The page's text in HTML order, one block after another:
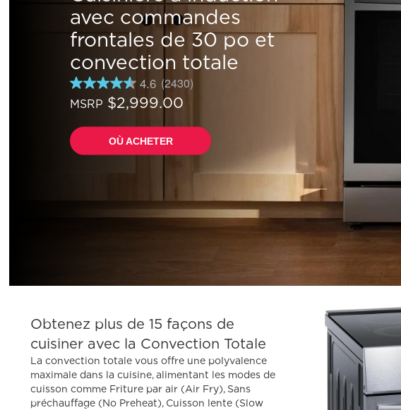
avec commandes
frontales de 30 po et
convection totale
4.6
étoiles
sur
,
valeur
de
4.6 (2430)
MSRP $2,999.00
OÙ ACHETER
Obtenez plus de 15 façons de
cuisiner avec la Convection Totale
La convection totale vous offre une polyvalence
maximale dans la cuisine, alimentant les modes de
cuisson comme Friture par air (Air Fry), Sans
préchauffage (No Preheat), Cuisson lente (Slow